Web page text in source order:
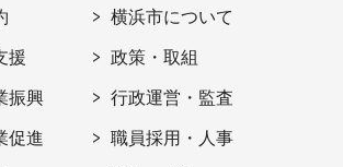
援
振興
促進
横浜市について
政策・取組
行政運営・監査
職員採用・人事